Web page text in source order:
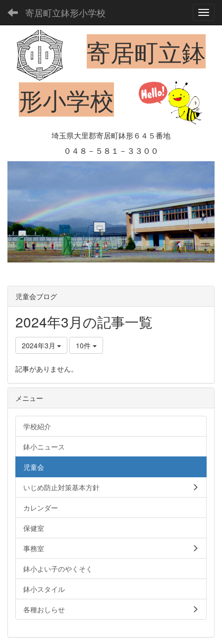
寄居町立鉢形小学校
寄居町立鉢
形小学校
埼玉県大里郡寄居町鉢形６４５番地
０４８－５８１－３３００
児童会ブログ
2024年3月の記事一覧
2024年3月 10件
記事がありません。
メニュー
学校紹介
鉢小ニュース
児童会
いじめ防止対策基本方針
カレンダー
保健室
事務室
鉢小よい子のやくそく
鉢小スタイル
各種おしらせ